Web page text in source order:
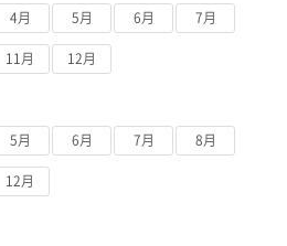
4月 5月 6月 7月
11月 12月
5月 6月 7月 8月
12月